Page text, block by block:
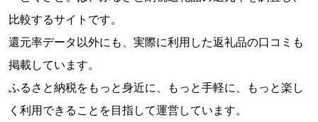
比較するサイトです。
還元率データ以外にも、実際に利用した返礼品の口コミも
掲載しています。
ふるさと納税をもっと身近に、もっと手軽に、もっと楽し
く利用できることを目指して運営しています。